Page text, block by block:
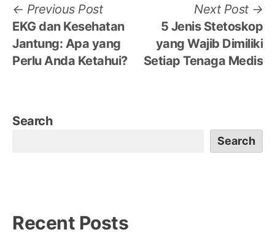
Post
navigation
Previous PostPrevious
post:
EKG dan Kesehatan
Jantung: Apa yang
Perlu Anda Ketahui?
Next Post
5 Jenis Stetoskop
yang Wajib Dimiliki
Setiap Tenaga Medis
Search
Search
Recent Posts